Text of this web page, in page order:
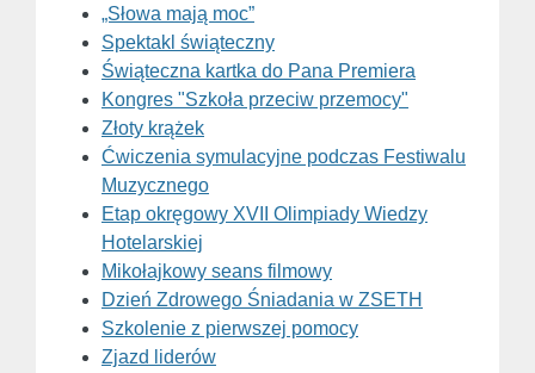
„Słowa mają moc”
Spektakl świąteczny
Świąteczna kartka do Pana Premiera
Kongres "Szkoła przeciw przemocy"
Złoty krążek
Ćwiczenia symulacyjne podczas Festiwalu
Muzycznego
Etap okręgowy XVII Olimpiady Wiedzy
Hotelarskiej
Mikołajkowy seans filmowy
Dzień Zdrowego Śniadania w ZSETH
Szkolenie z pierwszej pomocy
Zjazd liderów